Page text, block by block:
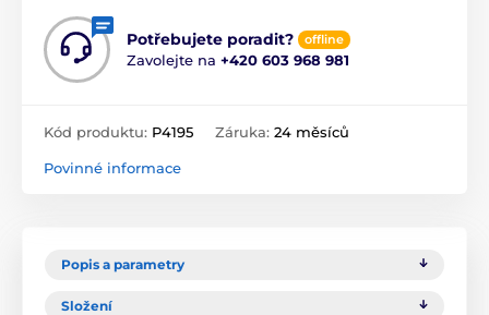
Potřebujete poradit? offline
Zavolejte na +420 603 968 981
Kód produktu: P4195 Záruka: 24 měsíců
Povinné informace
Popis a parametry
Složení